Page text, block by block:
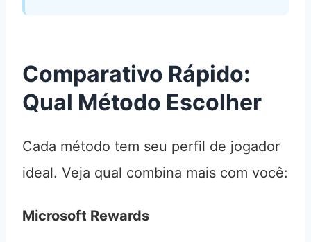
Comparativo Rápido:
Qual Método Escolher
Cada método tem seu perfil de jogador
ideal. Veja qual combina mais com você:
Microsoft Rewards